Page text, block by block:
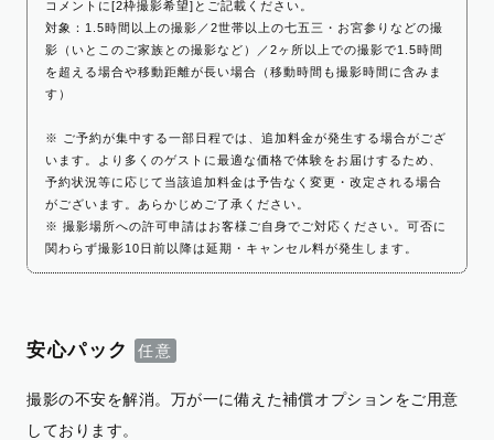
コメントに[2枠撮影希望]とご記載ください。
対象：1.5時間以上の撮影／2世帯以上の七五三・お宮参りなどの撮
影（いとこのご家族との撮影など）／2ヶ所以上での撮影で1.5時間
を超える場合や移動距離が長い場合（移動時間も撮影時間に含みま
す）
※ ご予約が集中する一部日程では、追加料金が発生する場合がござ
います。より多くのゲストに最適な価格で体験をお届けするため、
予約状況等に応じて当該追加料金は予告なく変更・改定される場合
がございます。あらかじめご了承ください。
※ 撮影場所への許可申請はお客様ご自身でご対応ください。可否に
関わらず撮影10日前以降は延期・キャンセル料が発生します。
安心パック
撮影の不安を解消。万が一に備えた補償オプションをご用意
しております。